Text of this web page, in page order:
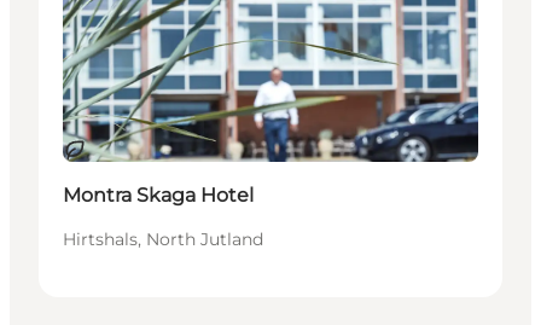
Duurzaam
Montra Skaga Hotel
Hirtshals, North Jutland